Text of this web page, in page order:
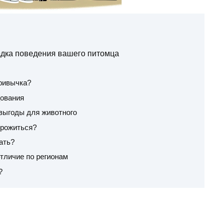
поведения вашего питомца
для животного
по регионам